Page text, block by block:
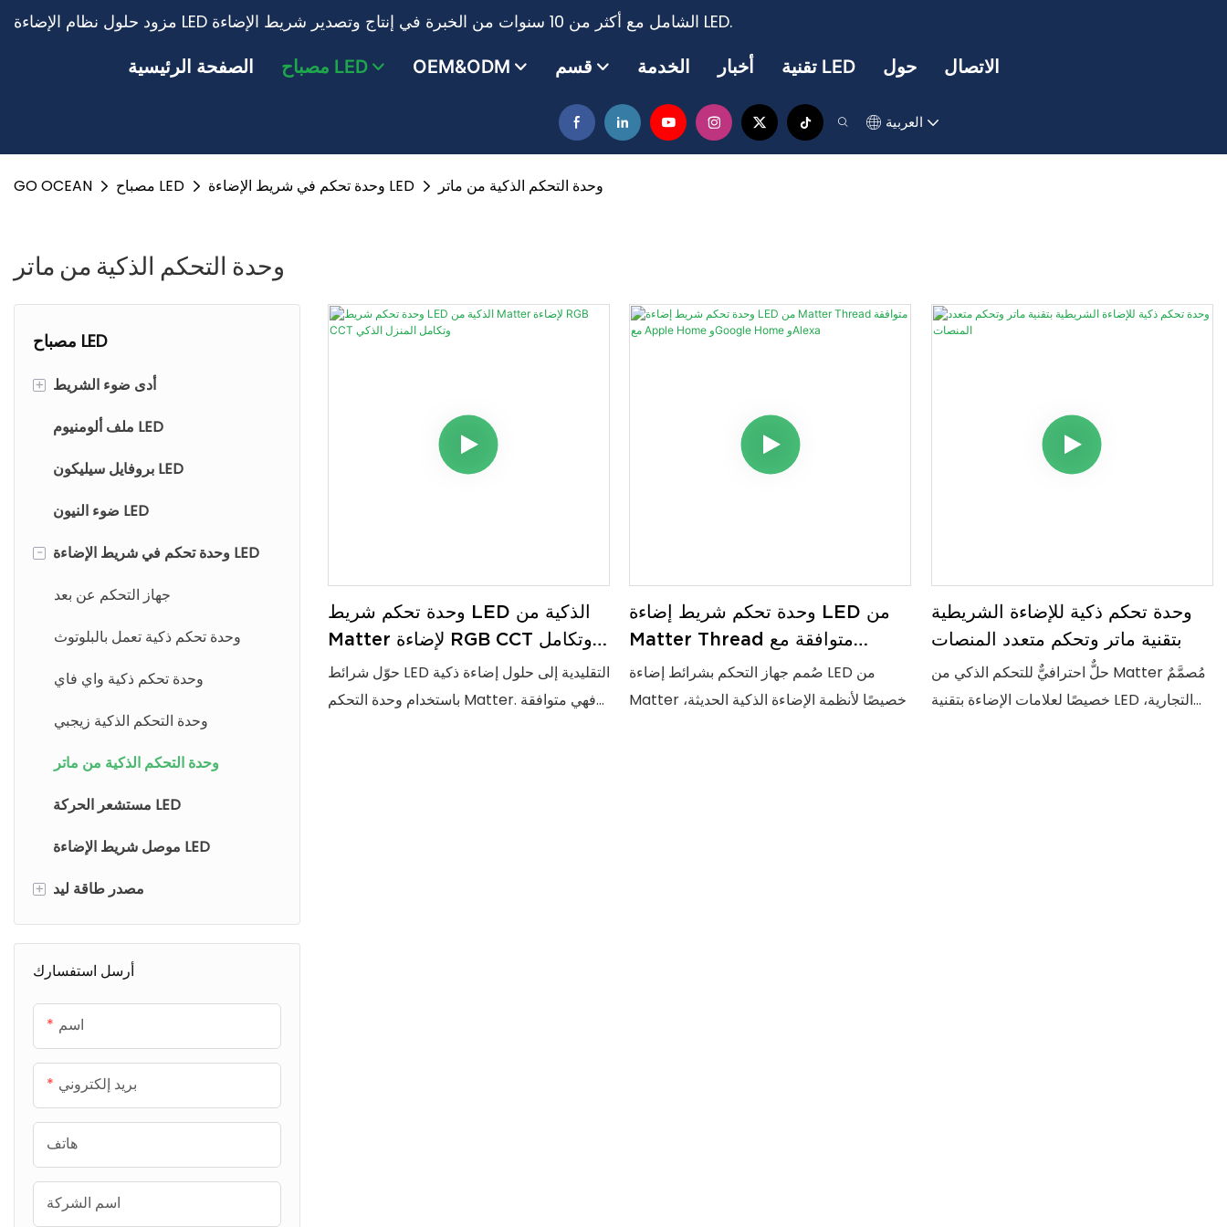
مزود حلول نظام الإضاءة LED الشامل مع أكثر من 10 سنوات من الخبرة في إنتاج وتصدير شريط الإضاءة LED.
الصفحة الرئيسية مصباح LED OEM&ODM قسم الخدمة أخبار تقنية LED حول الاتصال
العربية
GO OCEAN مصباح LED وحدة تحكم في شريط الإضاءة LED وحدة التحكم الذكية من ماتر
وحدة التحكم الذكية من ماتر
مصباح LED
+ أدى ضوء الشريط
ضوء شريطي LED COB
شريط إضاءة LED SMD
شريط إضاءة LED خارجي لجدران
ملف ألومنيوم LED
بروفايل سيليكون LED
ضوء النيون LED
-
وحدة تحكم في شريط الإضاءة LED
جهاز التحكم عن بعد
وحدة تحكم ذكية تعمل بالبلوتوث
وحدة تحكم ذكية واي فاي
وحدة التحكم الذكية زيجبي
وحدة التحكم الذكية من ماتر
مستشعر الحركة LED
موصل شريط الإضاءة LED
+ مصدر طاقة ليد
قطاع إمدادات الطاقة الخفيفة
خزانة مصدر الطاقة الخفيفة
أرسل استفسارك
اسم
بريد إلكتروني
هاتف
اسم الشركة
وحدة تحكم شريط LED الذكية من
Matter لإضاءة RGB CCT وتكامل
المنزل الذكي
حوّل شرائط LED التقليدية إلى حلول إضاءة ذكية
باستخدام وحدة التحكم Matter. فهي متوافقة
وحدة تحكم شريط إضاءة LED من
Matter Thread متوافقة مع
Apple Home وGoogle Home
وAlexa
صُمم جهاز التحكم بشرائط إضاءة LED من
Matter خصيصًا لأنظمة الإضاءة الذكية الحديثة،
وحدة تحكم ذكية للإضاءة الشريطية
بتقنية ماتر وتحكم متعدد المنصات
حلٌّ احترافيٌّ للتحكم الذكي من Matter مُصمَّمٌ
خصيصًا لعلامات الإضاءة بتقنية LED التجارية،